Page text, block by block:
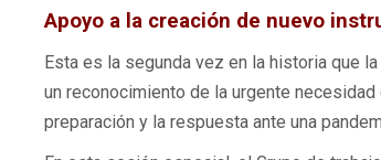
Apoyo a la creación de nuevo
Esta es la segunda vez en la historia que
un reconocimiento de la urgente
preparación y la respuesta ante una